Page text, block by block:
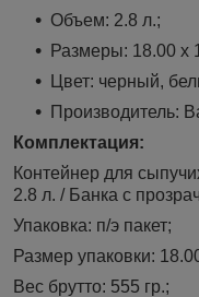
Объем: 2.8 л.;
Размеры: 18.00 х
Цвет: черный,
Производитель:
Комплектация:
Контейнер для
2.8 л. / Банка с
Упаковка: п/э пакет;
Размер упаковки:
Вес брутто: 555 гр.;